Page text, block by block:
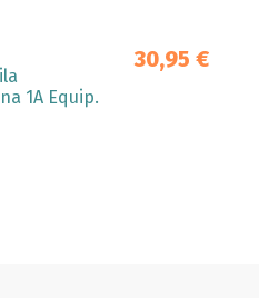
1A Equip.
30,95 €